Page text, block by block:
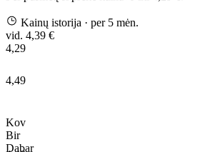
Kainų istorija · per 5 mėn.
vid. 4,39 €
4,29
4,49
Kov
Bir
Dabar